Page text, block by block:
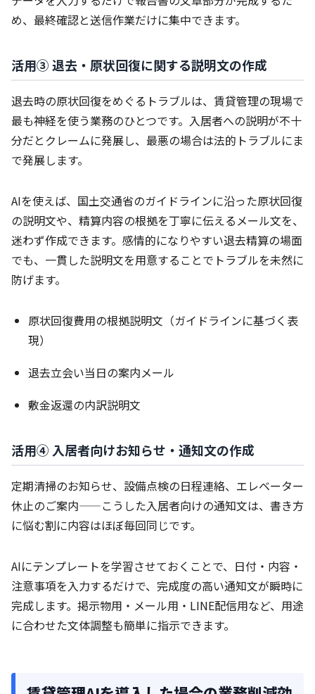
め、最終確認と送信作業だけに集中できます。
活用③ 退去・原状回復に関する説明文の作成
退去時の原状回復をめぐるトラブルは、賃貸管理の現場で
最も神経を使う業務のひとつです。入居者への説明が不十
分だとクレームに発展し、最悪の場合は法的トラブルにま
で発展します。
AIを使えば、国土交通省のガイドラインに沿った原状回復
の説明文や、精算内容の根拠を丁寧に伝えるメール文を、
迷わず作成できます。感情的になりやすい退去精算の場面
でも、一貫した説明文を用意することでトラブルを未然に
防げます。
原状回復費用の根拠説明文（ガイドラインに基づく表
現）
退去立会い当日の案内メール
敷金返還の内訳説明文
活用④ 入居者向けお知らせ・通知文の作成
定期清掃のお知らせ、設備点検の日程連絡、エレベーター
休止のご案内——こうした入居者向けの通知文は、書き方
に悩む割に内容はほぼ毎回同じです。
AIにテンプレートを学習させておくことで、日付・内容・
注意事項を入力するだけで、完成度の高い通知文が瞬時に
完成します。掲示物用・メール用・LINE配信用など、用途
に合わせた文体調整も簡単に指示できます。